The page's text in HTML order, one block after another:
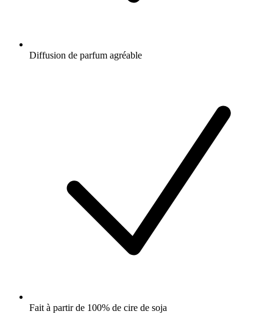
Diffusion de parfum agréable
Fait à partir de 100% de cire de soja